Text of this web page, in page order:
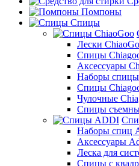
Помпоны
Спицы
Лески
Cпицы
Аксессуары
Наборы спицы
Спицы
Чулочные
Спицы
Наборы спиц
Аксессуары
Леска для
Спицы с